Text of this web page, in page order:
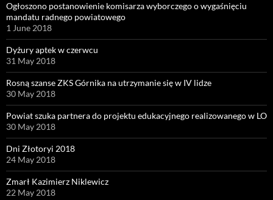
Ogłoszono postanowienie komisarza wyborczego o wygaśnięciu
mandatu radnego powiatowego
1 June 2018
Dyżury aptek w czerwcu
31 May 2018
Rosną szanse ZKS Górnika na utrzymanie się w IV lidze
30 May 2018
Powiat szuka partnera do projektu edukacyjnego realizowanego w LO
30 May 2018
Dni Złotoryi 2018
24 May 2018
Zmarł Kazimierz Niklewicz
22 May 2018